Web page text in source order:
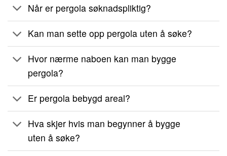
Når er pergola søknadspliktig?
Kan man sette opp pergola uten å søke?
Hvor nærme naboen kan man bygge
pergola?
Er pergola bebygd areal?
Hva skjer hvis man begynner å bygge
uten å søke?